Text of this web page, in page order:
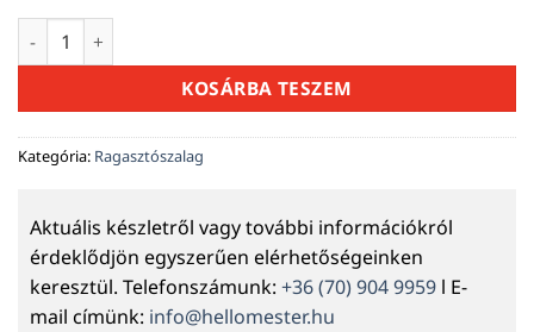
Montage Tape 19mm mennyiség
KOSÁRBA TESZEM
Kategória: Ragasztószalag
Aktuális készletről vagy további információkról
érdeklődjön egyszerűen elérhetőségeinken
keresztül. Telefonszámunk: +36 (70) 904 9959 l E-
mail címünk: info@hellomester.hu